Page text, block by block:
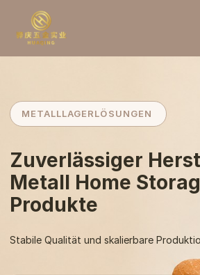
METALLLAGERLÖSUNGEN
Zuverlässiger
Metall Home
Produkte
Stabile Qualität und skalierbare